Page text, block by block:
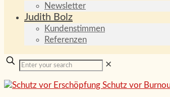
Newsletter
Judith Bolz
Kundenstimmen
Referenzen
✕